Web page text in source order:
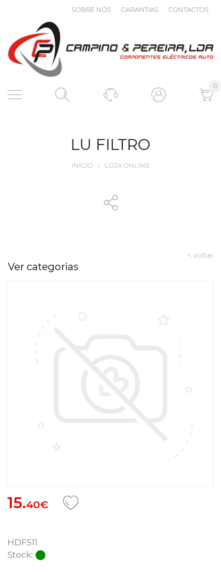
SOBRE NÓS GARANTIAS CONTACTOS
0
LU FILTRO
INÍCIO › LOJA ONLINE
< voltar
Ver categorias
15.40€
HDF511
Stock: